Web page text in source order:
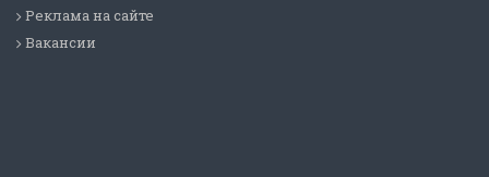
Реклама на сайте
Вакансии